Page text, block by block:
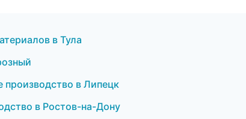
в Тула
в Липецк
в Ростов-на-Дону